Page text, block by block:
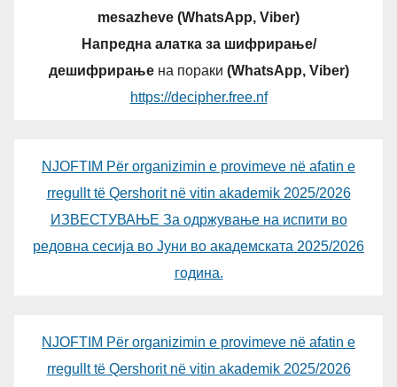
mesazheve (WhatsApp, Viber)
Напредна алатка за шифрирање/
дешифрирањена пораки (WhatsApp, Viber)
https://decipher.free.nf
NJOFTIM Për organizimin e provimeve në afatin e
rregullt të Qershorit në vitin akademik 2025/2026
ИЗВЕСТУВАЊЕ За одржување на испити во
редовна сесија во Јуни во академската 2025/2026
година.
NJOFTIM Për organizimin e provimeve në afatin e
rregullt të Qershorit në vitin akademik 2025/2026